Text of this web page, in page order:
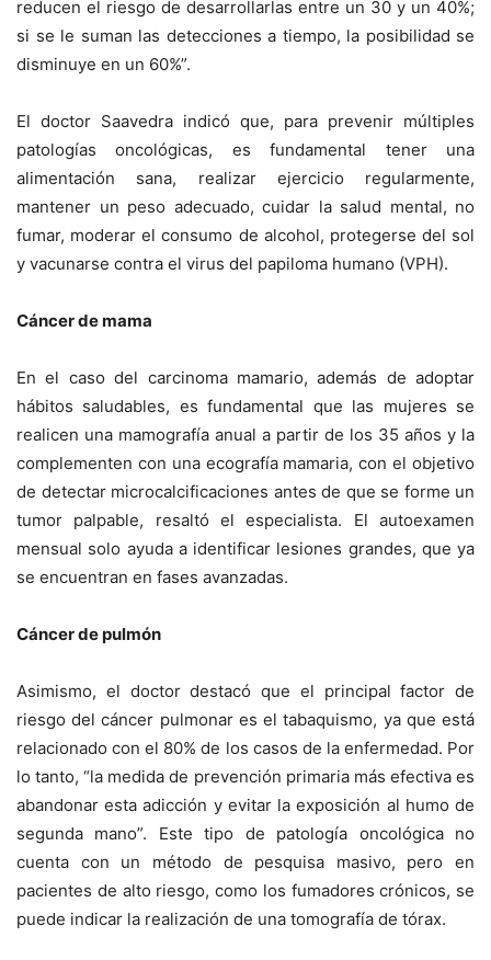
reducen el riesgo de desarrollarlas entre un 30 y un 40%;
si se le suman las detecciones a tiempo, la posibilidad se
disminuye en un 60%”.
El doctor Saavedra indicó que, para prevenir múltiples
patologías oncológicas, es fundamental tener una
alimentación sana, realizar ejercicio regularmente,
mantener un peso adecuado, cuidar la salud mental, no
fumar, moderar el consumo de alcohol, protegerse del sol
y vacunarse contra el virus del papiloma humano (VPH).
Cáncer de mama
En el caso del carcinoma mamario, además de adoptar
hábitos saludables, es fundamental que las mujeres se
realicen una mamografía anual a partir de los 35 años y la
complementen con una ecografía mamaria, con el objetivo
de detectar microcalcificaciones antes de que se forme un
tumor palpable, resaltó el especialista. El autoexamen
mensual solo ayuda a identificar lesiones grandes, que ya
se encuentran en fases avanzadas.
Cáncer de pulmón
Asimismo, el doctor destacó que el principal factor de
riesgo del cáncer pulmonar es el tabaquismo, ya que está
relacionado con el 80% de los casos de la enfermedad. Por
lo tanto, “la medida de prevención primaria más efectiva es
abandonar esta adicción y evitar la exposición al humo de
segunda mano”. Este tipo de patología oncológica no
cuenta con un método de pesquisa masivo, pero en
pacientes de alto riesgo, como los fumadores crónicos, se
puede indicar la realización de una tomografía de tórax.